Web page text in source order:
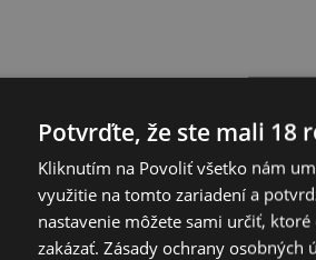
Potvrďte, že ste mali 18
Kliknutím na Povoliť všetko nám
využitie na tomto zariadení a
nastavenie môžete sami určiť,
zakázať. Zásady ochrany osobných